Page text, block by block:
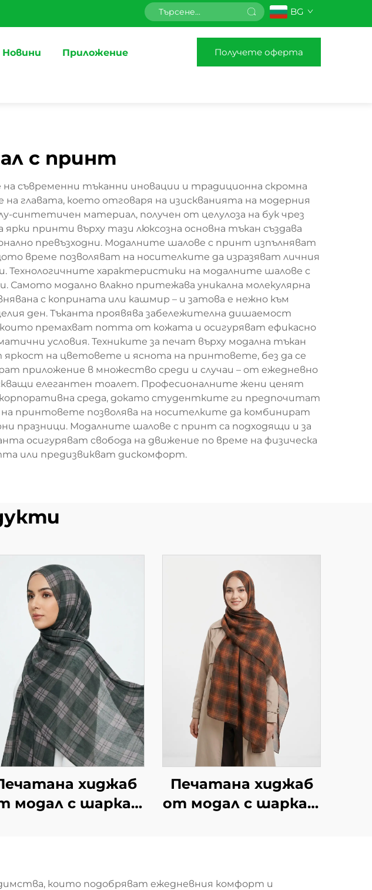
BG
Новини Приложение Получете оферта
с принт
съвременни тъканни иновации и традиционна скромна
главата, което отговаря на изискванията на модерния
синтетичен материал, получен от целулоза на бук чрез
принти върху тази люксозна основна тъкан създава
превъзходни. Модалните шалове с принт изпълняват
време позволяват на носителките да изразяват личния
Технологичните характеристики на модалните шалове с
модално влакно притежава уникална молекулярна
с коприната или кашмир – и затова е нежно към
ден. Тъканта проявява забележителна дишаемост
премахват потта от кожата и осигуряват ефикасно
условия. Техниките за печат върху модална тъкан
на цветовете и яснота на принтовете, без да се
приложение в множество среди и случаи – от ежедневно
елегантен тоалет. Професионалните жени ценят
среда, докато студентките ги предпочитат
принтовете позволява на носителките да комбинират
празници. Модалните шалове с принт са подходящи и за
осигуряват свобода на движение по време на физическа
или предизвикват дискомфорт.
хиджаб
модал с шарка в
Печатана хиджаб
от модал с шарка в
които подобряват ежедневния комфорт и